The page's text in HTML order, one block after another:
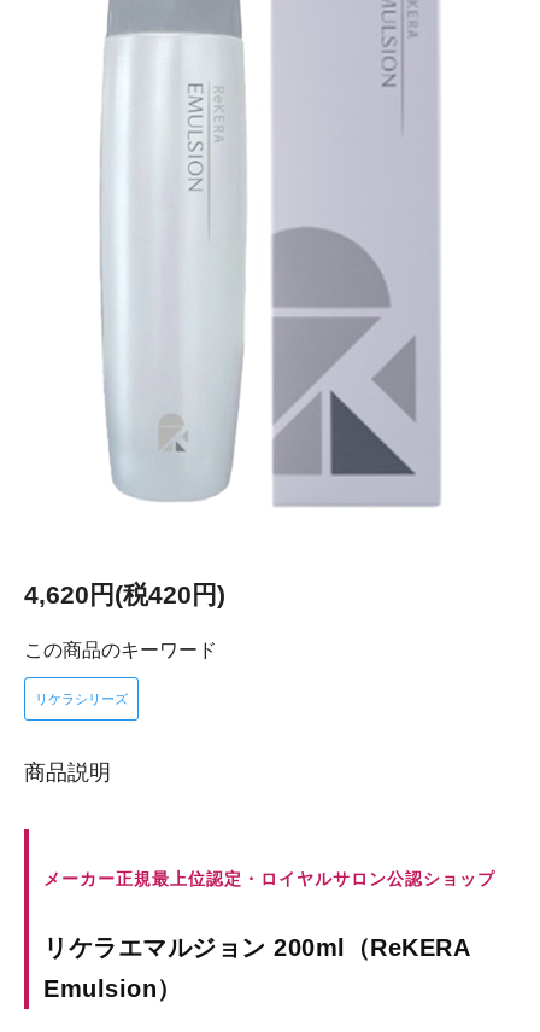
4,620円(税420円)
この商品のキーワード
リケラシリーズ
商品説明
メーカー正規最上位認定・ロイヤルサロン公認ショップ
リケラエマルジョン 200ml（ReKERA
Emulsion）